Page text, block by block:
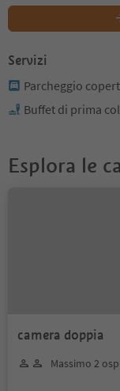
Servizi
Parcheggio
Buffet di prima
Esplora le
camera doppia
Massimo 2